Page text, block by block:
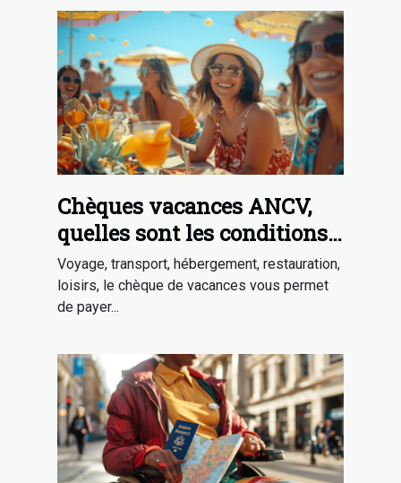
Chèques vacances ANCV,
quelles sont les conditions
pour en avoir ?
Voyage, transport, hébergement, restauration,
loisirs, le chèque de vacances vous permet
de payer...